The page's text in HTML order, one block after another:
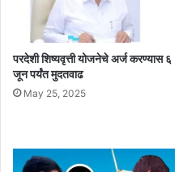
परदेशी शिष्यवृत्ती योजनेचे अर्ज करण्यास ६
जून पर्यंत मुदतवाढ
May 25, 2025